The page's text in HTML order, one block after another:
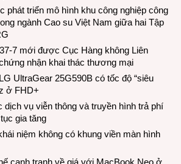
phát triển mô hình khu công nghiệp công
ngành Cao su Việt Nam giữa hai Tập
7 mới được Cục Hàng không Liên
nhận khai thác thương mại
UltraGear 25G590B có tốc độ “siêu
ở FHD+
dịch vụ viễn thông và truyền hình trả phí
gia tăng
niệm không có khung viền màn hình
cạnh tranh về giá với MacBook Neo ở